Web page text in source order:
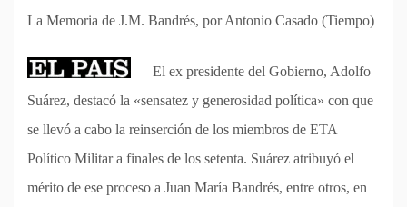
La Memoria de J.M. Bandrés, por Antonio Casado (Tiempo)
El ex presidente del Gobierno, Adolfo
Suárez, destacó la «sensatez y generosidad política» con que
se llevó a cabo la reinserción de los miembros de ETA
Político Militar a finales de los setenta. Suárez atribuyó el
mérito de ese proceso a Juan María Bandrés, entre otros, en